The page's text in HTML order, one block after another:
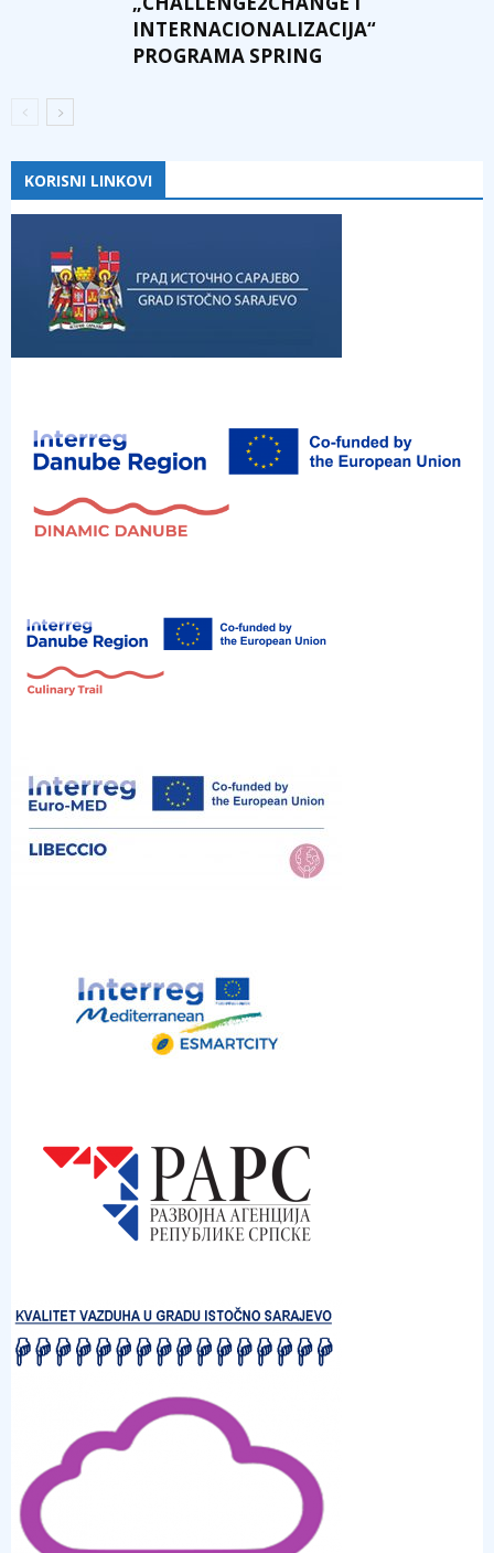
INTERNACIONALIZACIJA“
PROGRAMA SPRING
KORISNI LINKOVI